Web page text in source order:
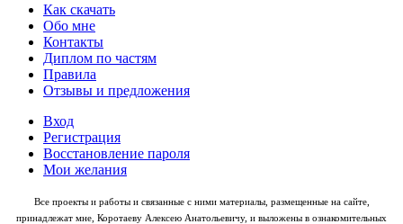
Как скачать
Обо мне
Контакты
Диплом по частям
Правила
Отзывы и предложения
Вход
Регистрация
Восстановление пароля
Мои желания
Все проекты и работы и связанные с ними материалы, размещенные на сайте,
принадлежат мне, Коротаеву Алексею Анатольевичу, и выложены в ознакомительных